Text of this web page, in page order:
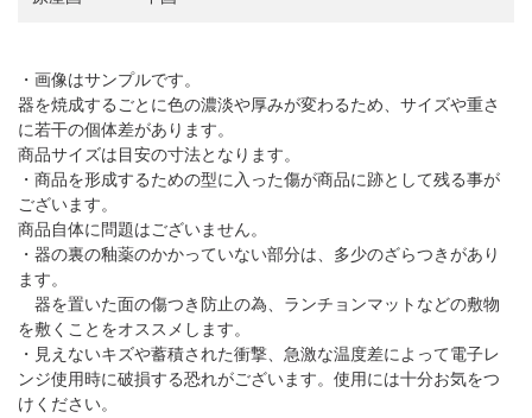
・画像はサンプルです。
器を焼成するごとに色の濃淡や厚みが変わるため、サイズや重さ
に若干の個体差があります。
商品サイズは目安の寸法となります。
・商品を形成するための型に入った傷が商品に跡として残る事が
ございます。
商品自体に問題はございません。
・器の裏の釉薬のかかっていない部分は、多少のざらつきがあり
ます。
器を置いた面の傷つき防止の為、ランチョンマットなどの敷物
を敷くことをオススメします。
・見えないキズや蓄積された衝撃、急激な温度差によって電子レ
ンジ使用時に破損する恐れがございます。使用には十分お気をつ
けください。